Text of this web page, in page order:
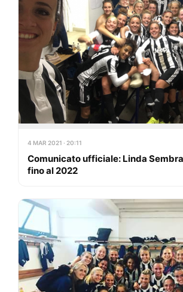
4 MAR 2021 · 20:11
Comunicato ufficiale: Linda
fino al 2022